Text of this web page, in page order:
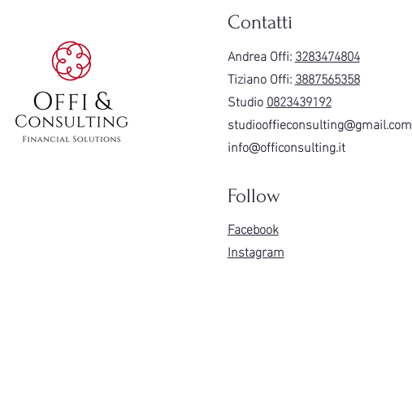
Contatti
Andrea Offi:3283474804
Tiziano Offi:3887565358
Studio0823439192
studiooffieconsulting@gmail.com
info@officonsulting.it
Follow
Facebook
Instagram